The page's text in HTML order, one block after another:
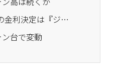
· 為替・物価は安定も依然として火種残る…韓国銀行8月の金利決定は『ジレンマ』
台で変動